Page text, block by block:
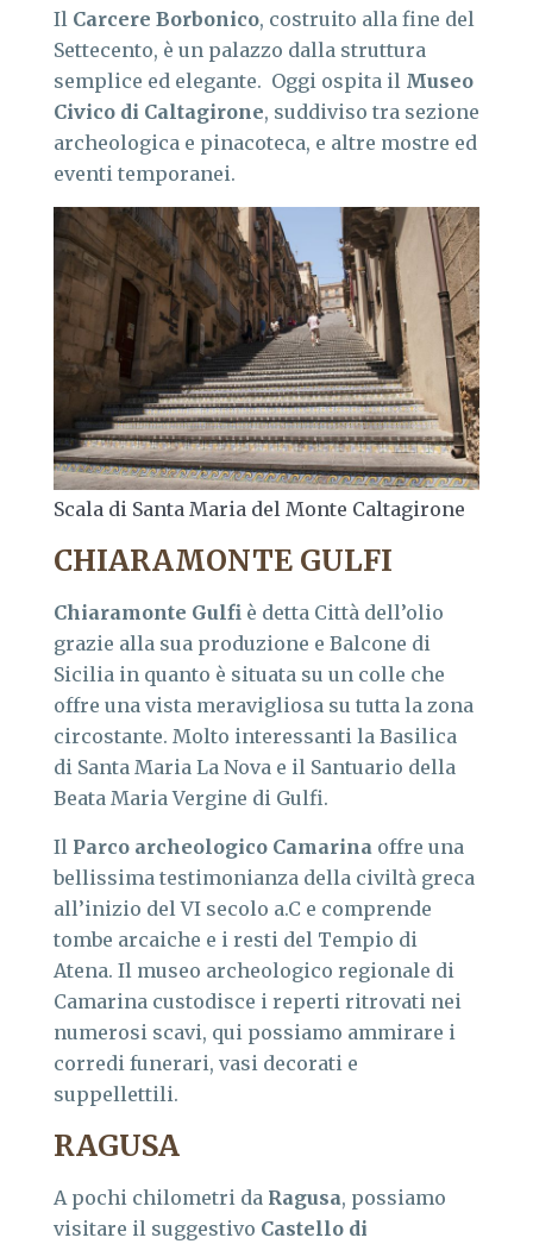
Il Carcere Borbonico, costruito alla fine del
Settecento, è un palazzo dalla struttura
semplice ed elegante. Oggi ospita il Museo
Civico di Caltagirone, suddiviso tra sezione
archeologica e pinacoteca, e altre mostre ed
eventi temporanei.
Scala di Santa Maria del Monte Caltagirone
CHIARAMONTE GULFI
Chiaramonte Gulfi è detta Città dell’olio
grazie alla sua produzione e Balcone di
Sicilia in quanto è situata su un colle che
offre una vista meravigliosa su tutta la zona
circostante. Molto interessanti la Basilica
di Santa Maria La Nova e il Santuario della
Beata Maria Vergine di Gulfi.
Il Parco archeologico Camarina offre una
bellissima testimonianza della civiltà greca
all’inizio del VI secolo a.C e comprende
tombe arcaiche e i resti del Tempio di
Atena. Il museo archeologico regionale di
Camarina custodisce i reperti ritrovati nei
numerosi scavi, qui possiamo ammirare i
corredi funerari, vasi decorati e
suppellettili.
RAGUSA
A pochi chilometri da Ragusa, possiamo
visitare il suggestivo Castello di